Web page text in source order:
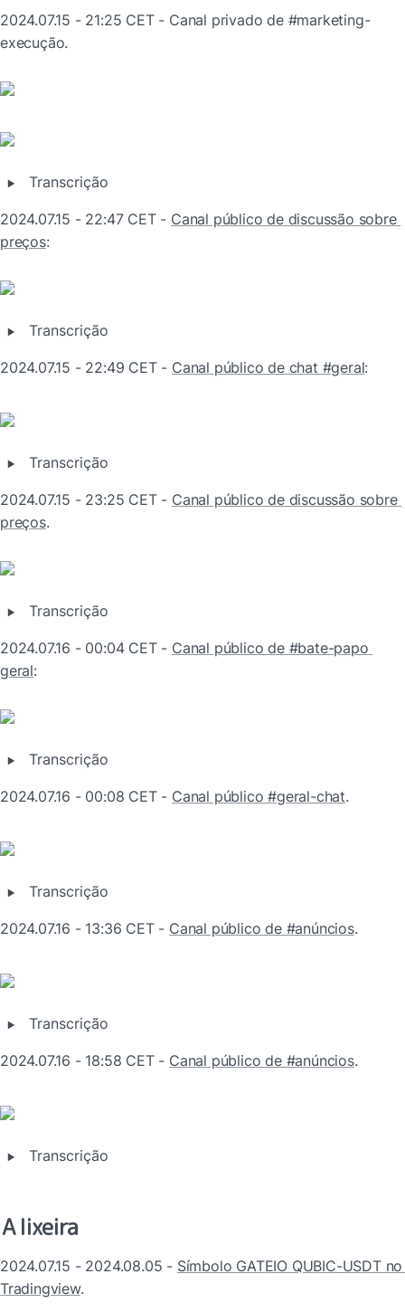
2024.07.15 - 21:25 CET - Canal privado de #marketing-
execução.
‣ Transcrição
2024.07.15 - 22:47 CET - Canal público de discussão sobre
preços:
‣ Transcrição
2024.07.15 - 22:49 CET - Canal público de chat #geral:
‣ Transcrição
2024.07.15 - 23:25 CET - Canal público de discussão sobre
preços.
‣ Transcrição
2024.07.16 - 00:04 CET - Canal público de #bate-papo
geral:
‣ Transcrição
2024.07.16 - 00:08 CET - Canal público #geral-chat.
‣ Transcrição
2024.07.16 - 13:36 CET - Canal público de #anúncios.
‣ Transcrição
2024.07.16 - 18:58 CET - Canal público de #anúncios.
‣ Transcrição
A lixeira
2024.07.15 - 2024.08.05 - Símbolo GATEIO QUBIC-USDT no
Tradingview.